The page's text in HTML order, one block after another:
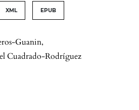
XML EPUB
Guanin,
Cuadrado-Rodríguez